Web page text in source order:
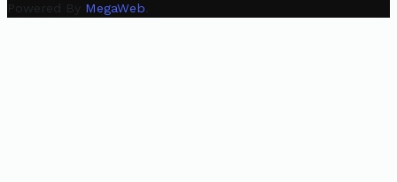
Powered By MegaWeb